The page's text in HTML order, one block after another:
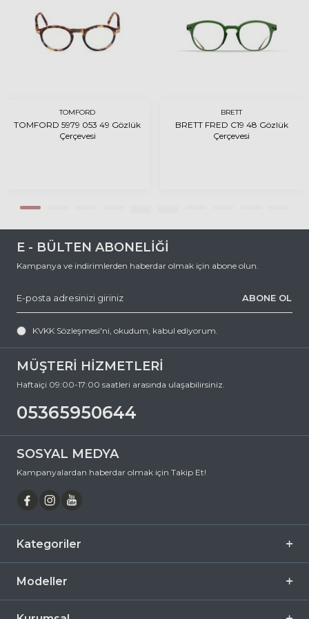
TOMFORD
TOMFORD 5979 053 49 Gözlük
Çerçevesi
BRETT
BRETT FRED C19 48 Gözlük
Çerçevesi
MÜŞTERİ HİZMETLERİ
Haftaiçi 09:00-17:00 saatleri arasında ulaşabilirsiniz.
05365950644
E - BÜLTEN ABONELİĞİ
Kampanya ve indirimlerden haberdar olmak için abone olun.
ABONE OL
KVKK Sözleşmesi'ni , okudum, kabul ediyorum.
SOSYAL MEDYA
Kampanyalardan haberdar olmak için Takip Et!
Kategoriler
Modeller